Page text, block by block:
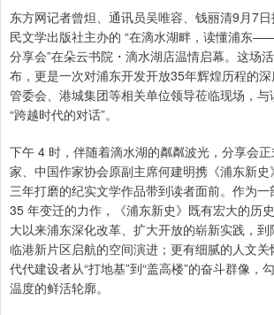
东方网记者曾炟、通讯员吴唯容、钱丽清9月7
民文学出版社主办的 “在滴水湖畔，读懂浦东
分享会”在朵云书院・滴水湖店温情启幕。这场
布，更是一次对浦东开发开放35年辉煌历程的
管委会、港城集团等相关单位领导莅临现场，
“跨越时代的对话”。
下午 4 时，伴随着滴水湖的粼粼波光，分享会
家、中国作家协会原副主席何建明携《浦东新
三年打磨的纪实文学作品带到读者面前。作为
35 年变迁的力作，《浦东新史》既有宏大的
大以来浦东深化改革、扩大开放的崭新实践，到
临港新片区启航的空间演进；更有细腻的人文
代代建设者从“打地基”到“盖高楼”的奋斗群像，
温度的鲜活轮廓。